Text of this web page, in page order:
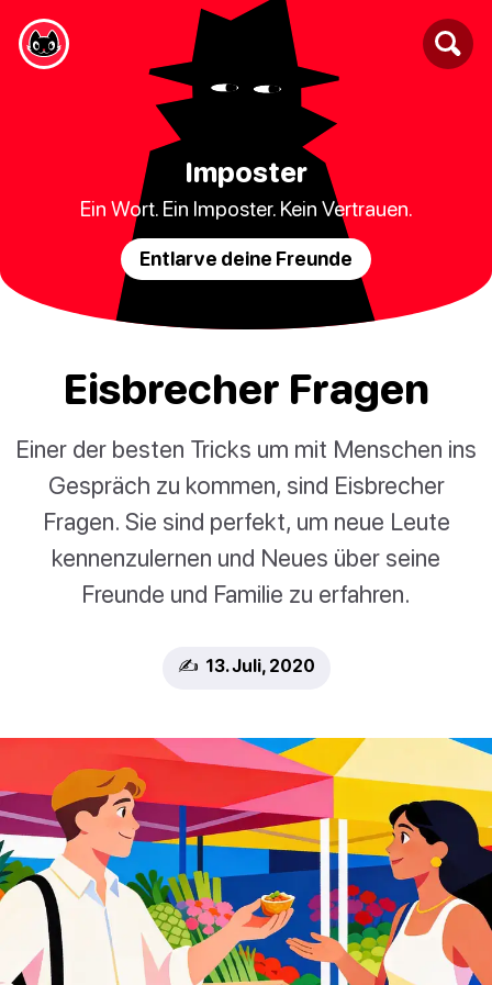
Imposter
Ein Wort. Ein Imposter. Kein Vertrauen.
Entlarve deine Freunde
Eisbrecher Fragen
Einer der besten Tricks um mit Menschen ins
Gespräch zu kommen, sind Eisbrecher
Fragen. Sie sind perfekt, um neue Leute
kennenzulernen und Neues über seine
Freunde und Familie zu erfahren.
✍️ 13. Juli, 2020